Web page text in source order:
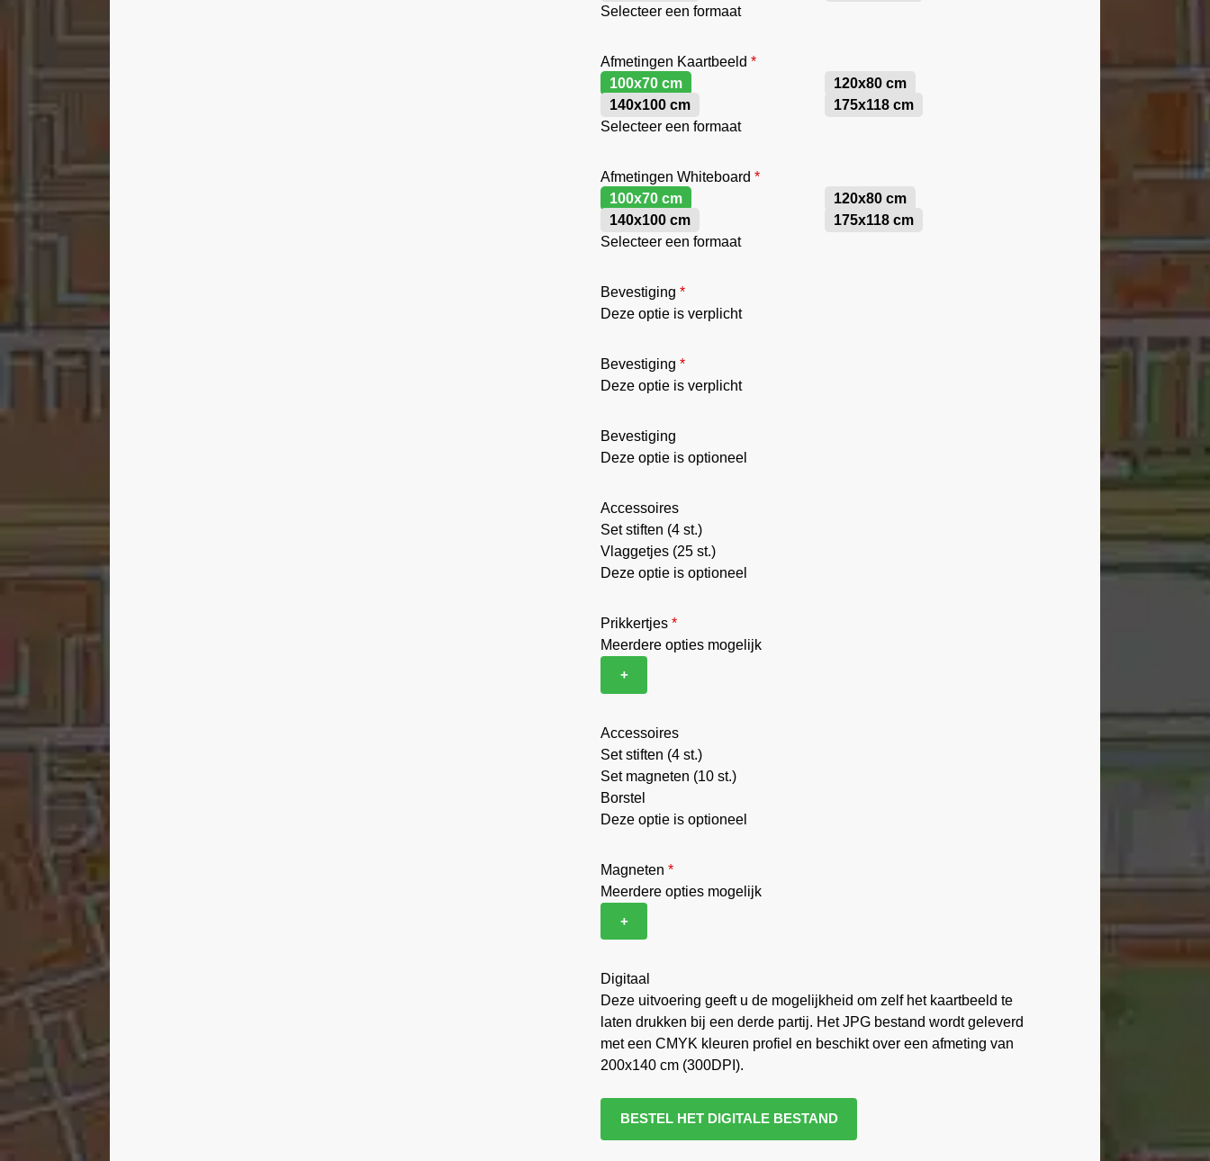
Selecteer een formaat
Afmetingen Kaartbeeld *
100x70 cm
120x80 cm
140x100 cm
175x118 cm
Selecteer een formaat
Afmetingen Whiteboard *
100x70 cm
120x80 cm
140x100 cm
175x118 cm
Selecteer een formaat
Bevestiging *
Deze optie is verplicht
Bevestiging *
Deze optie is verplicht
Bevestiging
Deze optie is optioneel
Accessoires
Set stiften (4 st.)
Vlaggetjes (25 st.)
Deze optie is optioneel
Prikkertjes *
Meerdere opties mogelijk
+
Accessoires
Set stiften (4 st.)
Set magneten (10 st.)
Borstel
Deze optie is optioneel
Magneten *
Meerdere opties mogelijk
+
Digitaal
Deze uitvoering geeft u de mogelijkheid om zelf het kaartbeeld te
laten drukken bij een derde partij. Het JPG bestand wordt geleverd
met een CMYK kleuren profiel en beschikt over een afmeting van
200x140 cm (300DPI).
BESTEL HET DIGITALE BESTAND